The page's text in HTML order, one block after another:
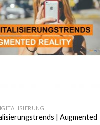
| Augmented